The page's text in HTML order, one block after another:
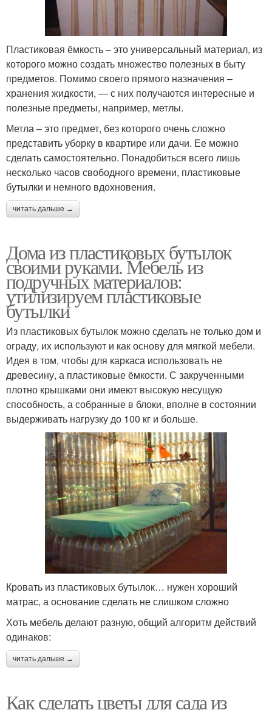
Пластиковая ёмкость – это универсальный материал, из
которого можно создать множество полезных в быту
предметов. Помимо своего прямого назначения –
хранения жидкости, — с них получаются интересные и
полезные предметы, например, метлы.
Метла – это предмет, без которого очень сложно
представить уборку в квартире или дачи. Ее можно
сделать самостоятельно. Понадобиться всего лишь
несколько часов свободного времени, пластиковые
бутылки и немного вдохновения.
читать дальше →
Дома из пластиковых бутылок
своими руками. Мебель из
подручных материалов:
утилизируем пластиковые
бутылки
Из пластиковых бутылок можно сделать не только дом и
ограду, их используют и как основу для мягкой мебели.
Идея в том, чтобы для каркаса использовать не
древесину, а пластиковые ёмкости. С закрученными
плотно крышками они имеют высокую несущую
способность, а собранные в блоки, вполне в состоянии
выдерживать нагрузку до 100 кг и больше.
Кровать из пластиковых бутылок… нужен хороший
матрас, а основание сделать не слишком сложно
Хоть мебель делают разную, общий алгоритм действий
одинаков:
читать дальше →
Как сделать цветы для сада из